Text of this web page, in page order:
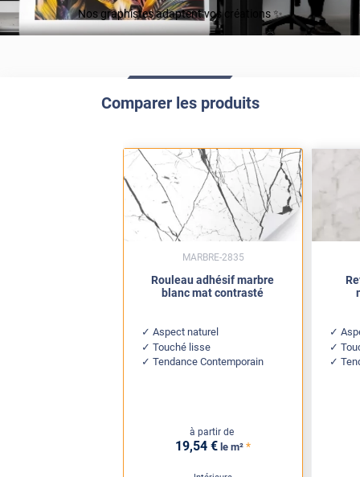
Nos graphistes adaptent vos créations ✨
Comparer les produits
Rouleau adhésif marbre
blanc mat contrasté
Aspect naturel
Touché lisse
Tendance Contemporain
à partir de
19,54 € le m² *
MARBRE-2835